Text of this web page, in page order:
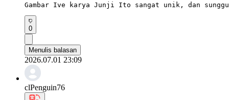
Gambar Ive karya Junji Ito sangat unik, dan
0
Menulis balasan
2026.07.01 23:09
clPenguin76